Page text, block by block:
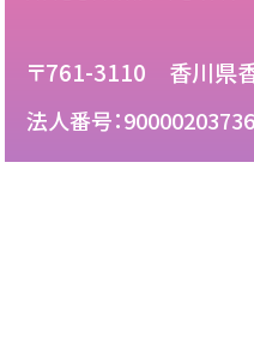
〒761-3110 香川県
法人番号：